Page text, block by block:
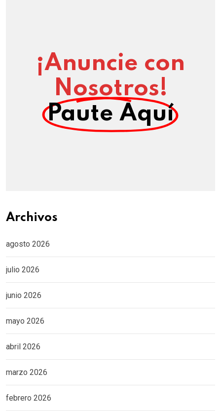
¡Anuncie con
Nosotros!
Paute Aquí
Archivos
agosto 2026
julio 2026
junio 2026
mayo 2026
abril 2026
marzo 2026
febrero 2026